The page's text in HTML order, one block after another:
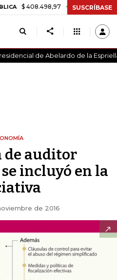
+$ 8.753,81 +2,19%
SUSCRÍBASE
de Abelardo de la
de auditor
incluyó en la
de 2016